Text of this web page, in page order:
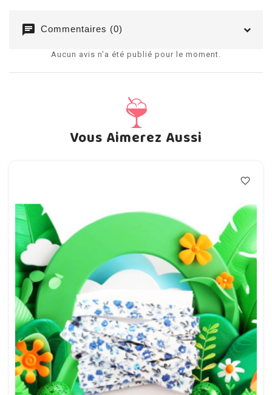
chat Commentaires (0)
Aucun avis n'a été publié pour le moment.
Vous Aimerez Aussi
favorite_border